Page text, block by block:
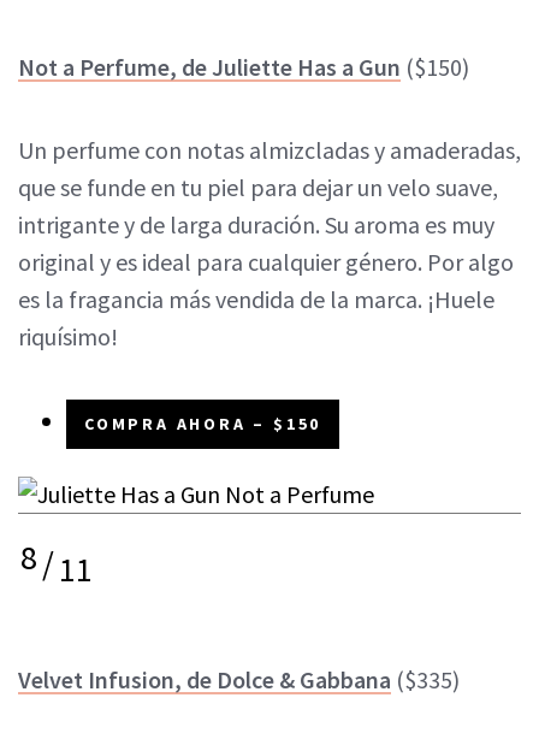
Not a Perfume, de Juliette Has a Gun ($150)
Un perfume con notas almizcladas y amaderadas,
que se funde en tu piel para dejar un velo suave,
intrigante y de larga duración. Su aroma es muy
original y es ideal para cualquier género. Por algo
es la fragancia más vendida de la marca. ¡Huele
riquísimo!
COMPRA AHORA – $150
8/11
Velvet Infusion, de Dolce & Gabbana ($335)